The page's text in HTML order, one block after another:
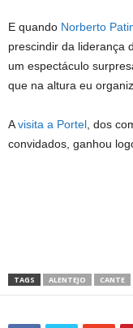
E quando Norberto
prescindir da liderança
um espectáculo
que na altura eu
Avisita a Portel , dos
convidados, ganhou
TAGS ALENTEJO CANTE